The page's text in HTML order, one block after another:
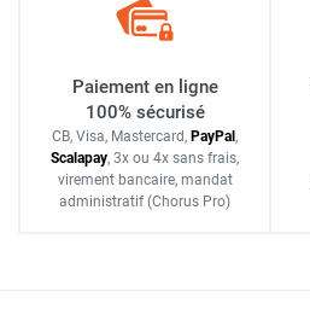
Paiement en ligne
100% sécurisé
CB, Visa, Mastercard, PayPal ,
Scalapay, 3x ou 4x sans frais,
virement bancaire, mandat
administratif (Chorus Pro)